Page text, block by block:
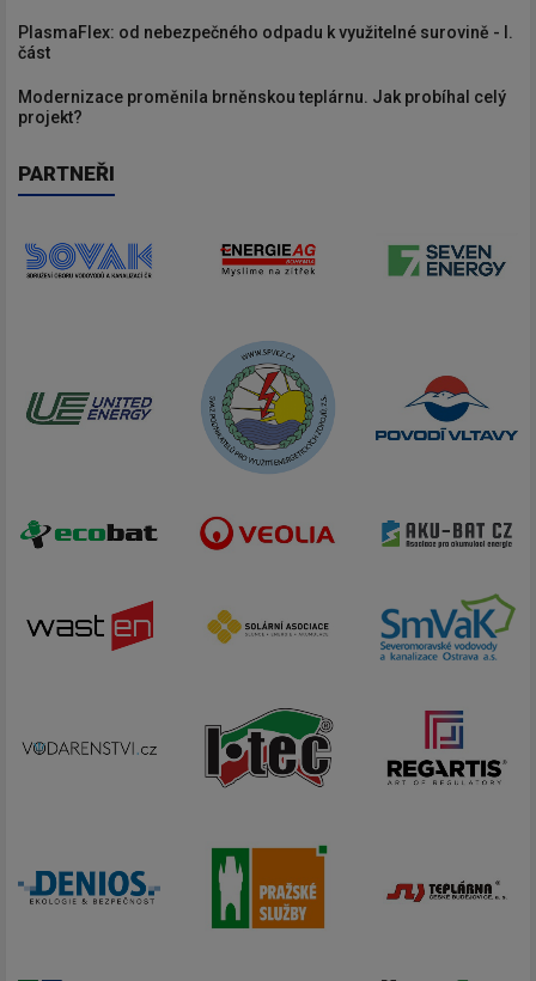
PlasmaFlex: od nebezpečného odpadu k využitelné surovině - I.
část
Modernizace proměnila brněnskou teplárnu. Jak probíhal celý
projekt?
PARTNEŘI